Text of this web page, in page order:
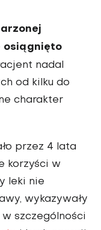
osiągnięto
nadal
od kilku do
charakter
przez 4 lata
korzyści w
leki nie
wykazywały
szczególności